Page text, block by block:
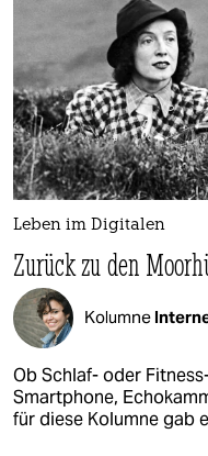
Leben im Digitalen
Zurück zu den
Kolumne
Ob Schlaf- oder
Smartphone,
für diese Kolumne gab